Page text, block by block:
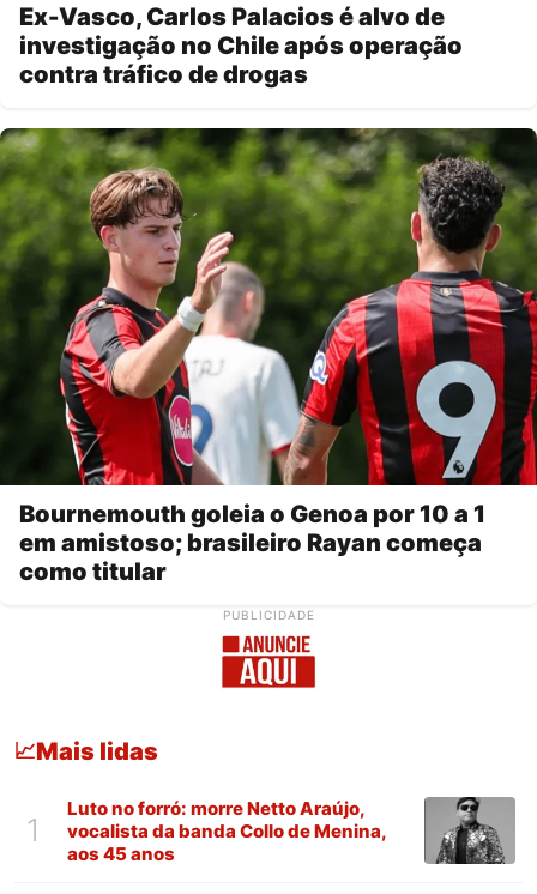
Ex-Vasco, Carlos Palacios é alvo de
investigação no Chile após operação
contra tráfico de drogas
Bournemouth goleia o Genoa por 10 a 1
em amistoso; brasileiro Rayan começa
como titular
PUBLICIDADE
📈Mais lidas
1
Luto no forró: morre Netto Araújo,
vocalista da banda Collo de Menina,
aos 45 anos